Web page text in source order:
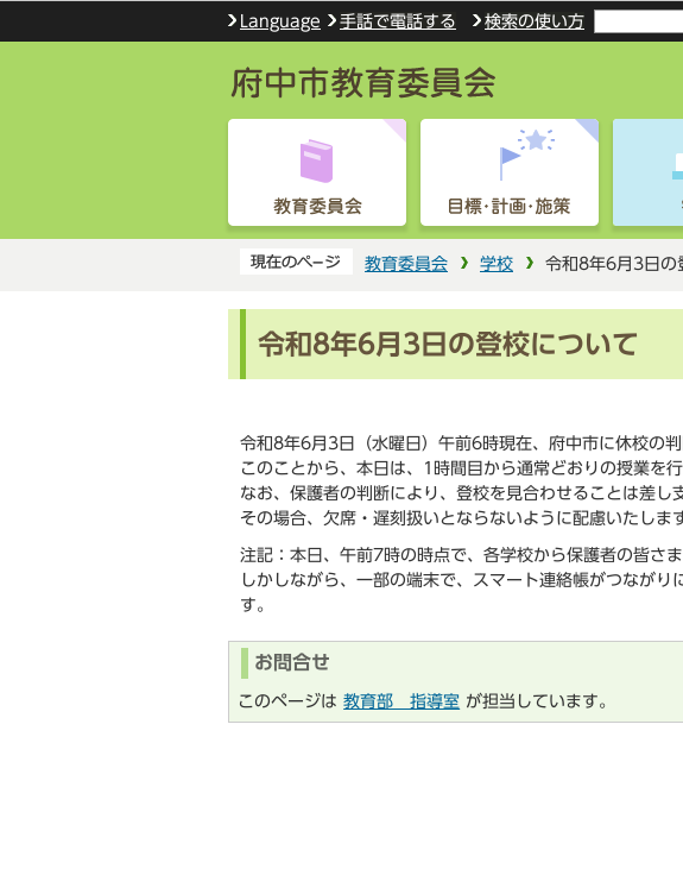
Language 手話で電話する 検索の使い方
教育委員会 学校 令和8年6月3日の
令和8年6月3日の登校について
令和8年6月3日（水曜日）午前6時現在、府中市に休校の
このことから、本日は、1時間目から通常どおりの授業を行
なお、保護者の判断により、登校を見合わせることは差し
その場合、欠席・遅刻扱いとならないように配慮いたしま
注記：本日、午前7時の時点で、各学校から保護者の皆さ
しかしながら、一部の端末で、スマート連絡帳がつなが
す。
お問合せ
このページは 教育部 指導室 が担当しています。